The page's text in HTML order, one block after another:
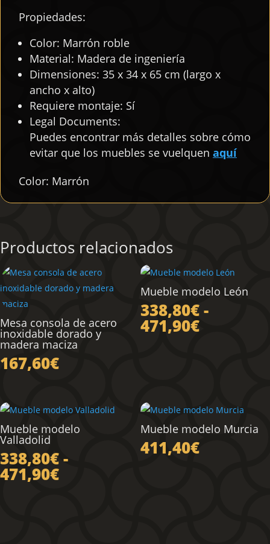
Propiedades:
Color: Marrón roble
Material: Madera de ingeniería
Dimensiones: 35 x 34 x 65 cm (largo x
ancho x alto)
Requiere montaje: Sí
Legal Documents:
Puedes encontrar más detalles sobre cómo
evitar que los muebles se vuelquen aquí
Color: Marrón
Productos relacionados
Mesa consola de acero
inoxidable dorado y
madera maciza
167,60€
Mueble modelo León
338,80€-
471,90€Rango
hasta
471,90€
Mueble modelo
Valladolid
338,80€-
471,90€Rango
Mueble modelo Murcia
411,40€